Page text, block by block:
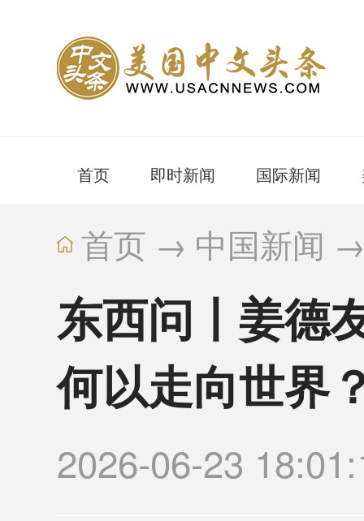
首页 即时新闻 国际新闻
首页 → 中国新闻
东西问丨姜德
何以走向世界
2026-06-23